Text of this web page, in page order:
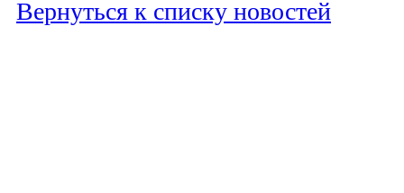
Вернуться к списку новостей